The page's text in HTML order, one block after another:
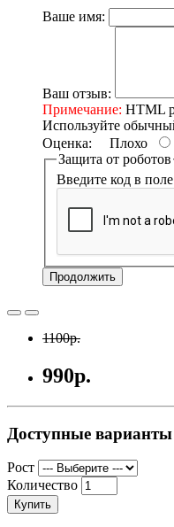
Ваше имя:
Ваш отзыв:
Примечание: HTML
Используйте
Оценка: Плохо
Защита от роботов
Введите код в
Продолжить
1100р.
990р.
Доступные варианты
Рост
Количество
Купить